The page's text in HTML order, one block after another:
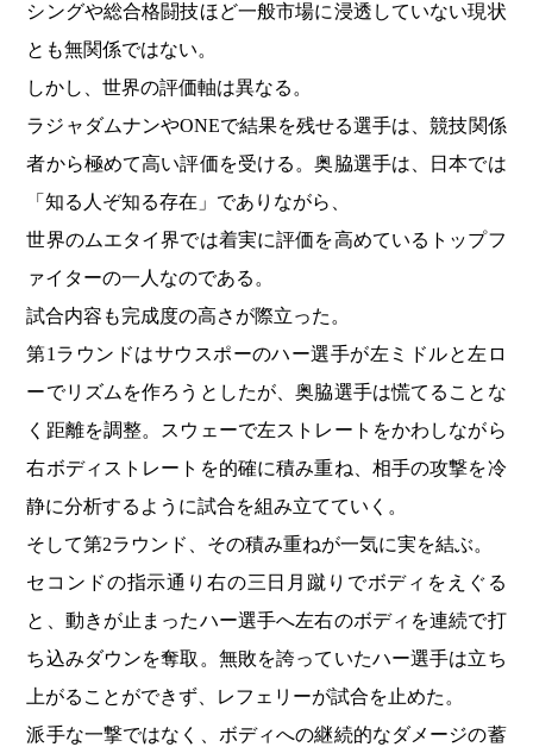
シングや総合格闘技ほど一般市場に浸透していない現状
とも無関係ではない。
しかし、世界の評価軸は異なる。
ラジャダムナンやONEで結果を残せる選手は、競技関係
者から極めて高い評価を受ける。奥脇選手は、日本では
「知る人ぞ知る存在」でありながら、
世界のムエタイ界では着実に評価を高めているトップフ
ァイターの一人なのである。
試合内容も完成度の高さが際立った。
第1ラウンドはサウスポーのハー選手が左ミドルと左ロ
ーでリズムを作ろうとしたが、奥脇選手は慌てることな
く距離を調整。スウェーで左ストレートをかわしながら
右ボディストレートを的確に積み重ね、相手の攻撃を冷
静に分析するように試合を組み立てていく。
そして第2ラウンド、その積み重ねが一気に実を結ぶ。
セコンドの指示通り右の三日月蹴りでボディをえぐる
と、動きが止まったハー選手へ左右のボディを連続で打
ち込みダウンを奪取。無敗を誇っていたハー選手は立ち
上がることができず、レフェリーが試合を止めた。
派手な一撃ではなく、ボディへの継続的なダメージの蓄